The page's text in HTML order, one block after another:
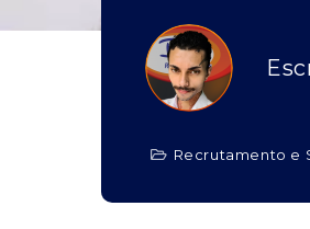
Recrutamento e